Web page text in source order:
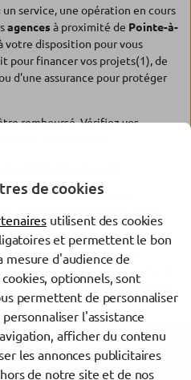
service, une opération en cours
agencesà proximité de Pointe-à-
votre disposition pour vous
pour financer vos projets(1), de
d'une assurance pour protéger
remboursé. Vérifiez vos
et sans valeur contractuelle.
Banque Populaire Régionale.
l'emprunteur dispose du délai
immobiliers, l'emprunteur
dix jours avant d'accepter l'offre de
l'obtention du prêt. Si celui-ci n'est
les sommes versées.
de cookies
utilisent des cookies
et permettent le bon
d'audience de
optionnels, sont
permettent de personnaliser
l'assistance
afficher du contenu
les annonces publicitaires
de notre site et de nos